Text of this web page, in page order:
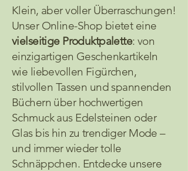
Klein, aber voller Überraschungen!
Unser Online-Shop bietet eine
vielseitige Produktpalette: von
einzigartigen Geschenkartikeln
wie liebevollen Figürchen,
stilvollen Tassen und spannenden
Büchern über hochwertigen
Schmuck aus Edelsteinen oder
Glas bis hin zu trendiger Mode –
und immer wieder tolle
Schnäppchen. Entdecke unsere